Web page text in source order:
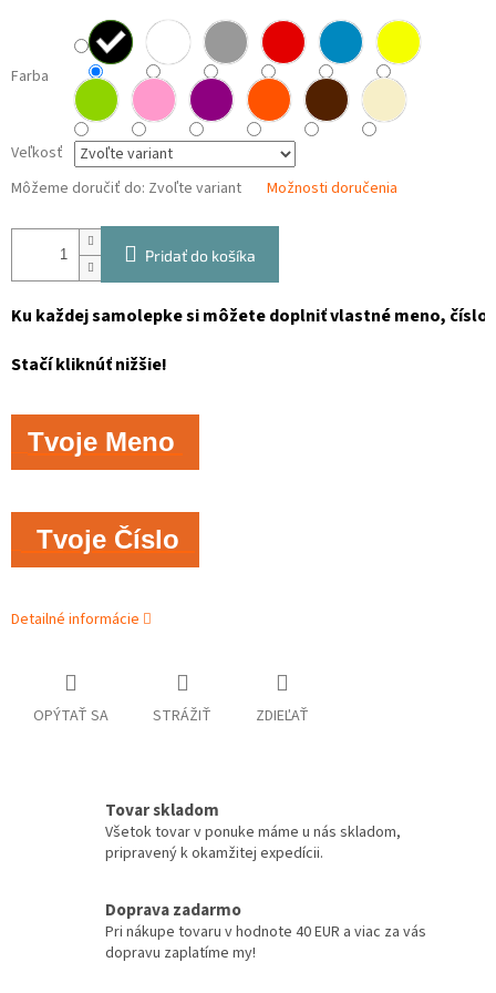
Farba
Veľkosť
Môžeme doručiť do: Zvoľte variant Možnosti doručenia
Pridať do košíka
Ku každej samolepke si môžete doplniť vlastné meno,
Stačí kliknúť nižšie!
Tvoje Meno
Tvoje Číslo
Detailné informácie
OPÝTAŤ SA STRÁŽIŤ ZDIEĽAŤ
Tovar skladom
Všetok tovar v ponuke máme u nás skladom,
pripravený k okamžitej expedícii.
Doprava zadarmo
Pri nákupe tovaru v hodnote 40 EUR a viac za vás
dopravu zaplatíme my!